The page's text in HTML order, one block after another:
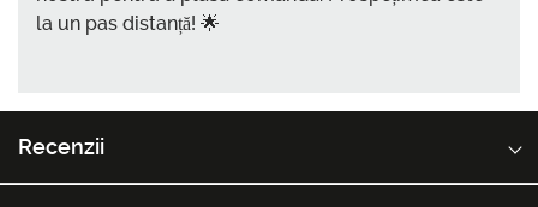
la un pas distanță! 🌟
Recenzii